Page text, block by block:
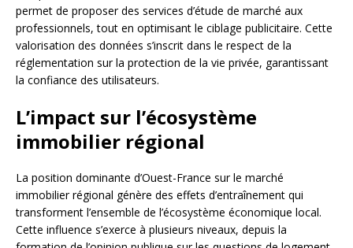
permet de proposer des services d’étude de marché aux
professionnels, tout en optimisant le ciblage publicitaire. Cette
valorisation des données s’inscrit dans le respect de la
réglementation sur la protection de la vie privée, garantissant
la confiance des utilisateurs.
L’impact sur l’écosystème
immobilier régional
La position dominante d’Ouest-France sur le marché
immobilier régional génère des effets d’entraînement qui
transforment l’ensemble de l’écosystème économique local.
Cette influence s’exerce à plusieurs niveaux, depuis la